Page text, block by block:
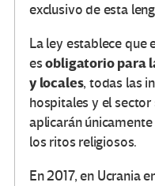
exclusivo de esta
​La ley establece que
esobligatorio para
y locales, todas las
hospitales y el sector
aplicarán
los ritos religiosos.
En 2017, en Ucrania